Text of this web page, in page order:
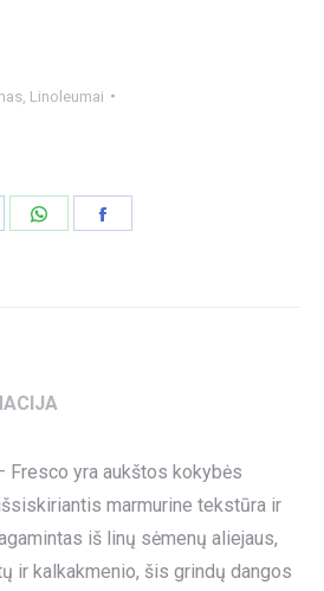
Linoleumai
Fresco yra aukštos kokybės
marmurine tekstūra ir
iš linų sėmenų aliejaus,
ir kalkakmenio, šis grindų dangos